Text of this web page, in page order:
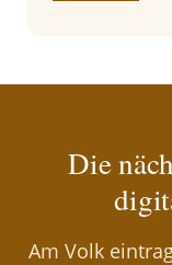
Die
Am Volk